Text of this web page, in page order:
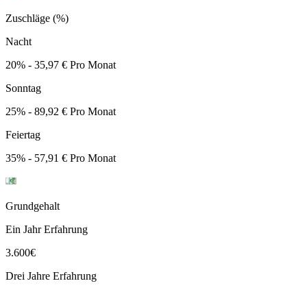
Zuschläge (%)
Nacht
20% - 35,97 € Pro Monat
Sonntag
25% - 89,92 € Pro Monat
Feiertag
35% - 57,91 € Pro Monat
Grundgehalt
Ein Jahr Erfahrung
3.600€
Drei Jahre Erfahrung